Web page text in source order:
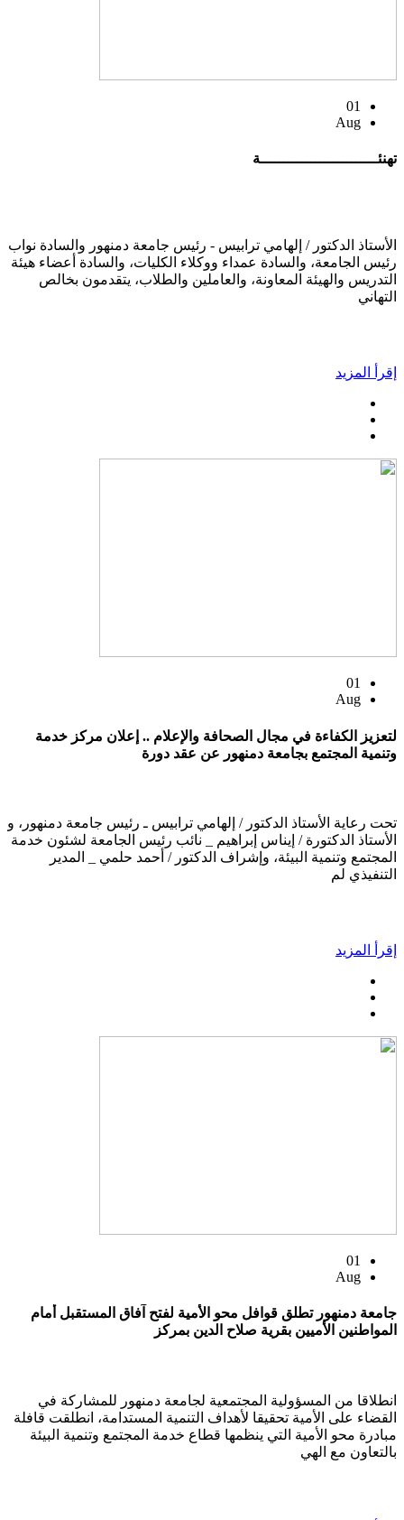
01
Aug
تهنئــــــــــــــــــــــــــة
الأستاذ الدكتور / إلهامي ترابيس - رئيس جامعة دمنهور والسادة نواب
رئيس الجامعة، والسادة عمداء ووكلاء الكليات، والسادة أعضاء هيئة
التدريس والهيئة المعاونة، والعاملين والطلاب، يتقدمون بخالص
التهاني
إقرأ المزيد
01
Aug
لتعزيز الكفاءة في مجال الصحافة والإعلام .. إعلان مركز خدمة
وتنمية المجتمع بجامعة دمنهور عن عقد دورة
تحت رعاية الأستاذ الدكتور / إلهامي ترابيس ـ رئيس جامعة دمنهور، و
الأستاذ الدكتورة / إيناس إبراهيم _ نائب رئيس الجامعة لشئون خدمة
المجتمع وتنمية البيئة، وإشراف الدكتور / أحمد حلمي _ المدير
التنفيذي لم
إقرأ المزيد
01
Aug
جامعة دمنهور تطلق قوافل محو الأمية لفتح آفاق المستقبل أمام
المواطنين الأميين بقرية صلاح الدين بمركز
انطلاقا من المسؤولية المجتمعية لجامعة دمنهور للمشاركة في
القضاء على الأمية تحقيقا لأهداف التنمية المستدامة، انطلقت قافلة
مبادرة محو الأمية التي ينظمها قطاع خدمة المجتمع وتنمية البيئة
بالتعاون مع الهي